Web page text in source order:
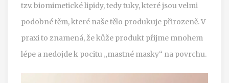
tzv. biomimetické lipidy, tedy tuky, které jsou velmi
podobné těm, které naše tělo produkuje přirozeně. V
praxi to znamená, že kůže produkt přijme mnohem
lépe a nedojde k pocitu „mastné masky“ na povrchu.